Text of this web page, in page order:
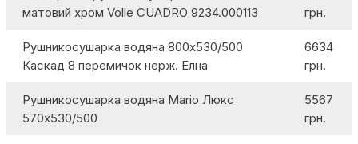
матовий хром Volle CUADRO 9234.000113
грн.
Рушникосушарка водяна 800х530/500
Каскад 8 перемичок нерж. Елна
6634
грн.
Рушникосушарка водяна Mario Люкс
570х530/500
5567
грн.